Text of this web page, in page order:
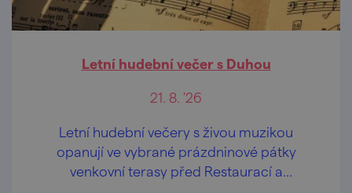
Letní hudební večer s Duhou
21. 8. '26
Letní hudební večery s živou muzikou
opanují ve vybrané prázdninové pátky
venkovní terasy před Restaurací a